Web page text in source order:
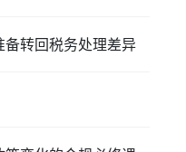
转回税务处理差异